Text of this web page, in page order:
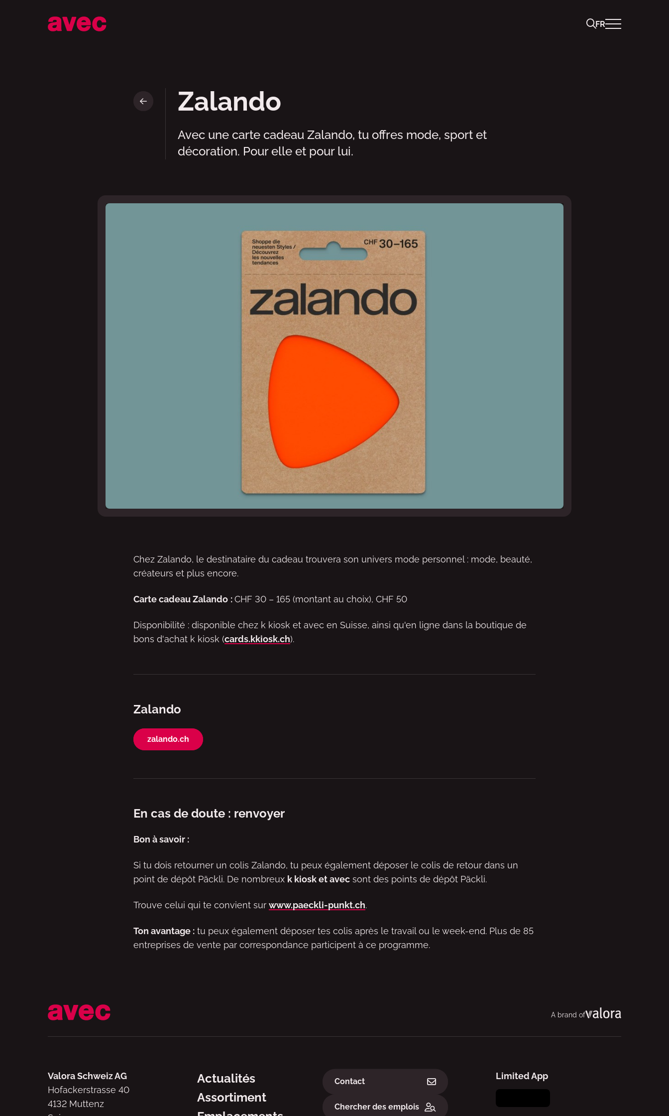
FR
Zalando
Avec une carte cadeau Zalando, tu offres mode, sport et
décoration. Pour elle et pour lui.
Chez Zalando, le destinataire du cadeau trouvera son univers mode personnel : mode, beauté,
créateurs et plus encore.
Carte cadeau Zalando :CHF 30 – 165 (montant au choix), CHF 50
Disponibilité : disponible chez k kiosk et avec en Suisse, ainsi qu'en ligne dans la boutique de
bons d'achat k kiosk (cards.kkiosk.ch).
Zalando
zalando.ch
En cas de doute : renvoyer
Bon à savoir :
Si tu dois retourner un colis Zalando, tu peux également déposer le colis de retour dans un
point de dépôt Päckli. De nombreux k kiosk et avec sont des points de dépôt Päckli.
Trouve celui qui te convient sur www.paeckli-punkt.ch.
Ton avantage : tu peux également déposer tes colis après le travail ou le week-end. Plus de 85
entreprises de vente par correspondance participent à ce programme.
A brand of
Valora Schweiz AG
Hofackerstrasse 40
4132 Muttenz
Navigation
Actualités
Assortiment
Contact
Chercher des emplois
Limited App